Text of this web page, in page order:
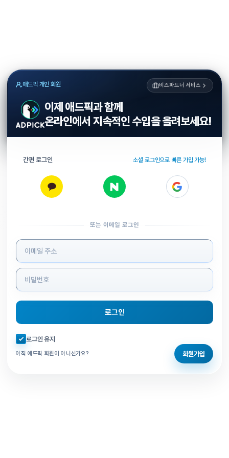
애드픽 개인 회원 비즈파트너 서비스
이제 애드픽과 함께
온라인에서 지속적인 수입을 올려보세요!
간편 로그인 소셜 로그인으로 빠른 가입 가능!
또는 이메일 로그인
로그인 정보 입력
로그인
자동로그인 체크
로그인 유지
아직 애드픽 회원이 아니신가요? 회원가입